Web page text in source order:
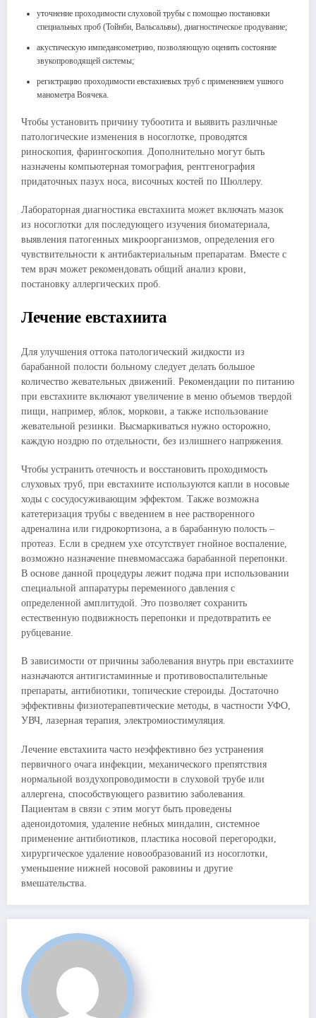
уточнение проходимости слуховой трубы с помощью постановки
специальных проб (Тойнби, Вальсальвы), диагностическое продувание;
акустическую импедансометрию, позволяющую оценить состояние
звукопроводящей системы;
регистрацию проходимости евстахиевых труб с применением ушного
манометра Воячека.
Чтобы установить причину тубоотита и выявить различные
патологические изменения в носоглотке, проводятся
риноскопия, фарингоскопия. Дополнительно могут быть
назначены компьютерная томография, рентгенография
придаточных пазух носа, височных костей по Шюллеру.
Лабораторная диагностика евстахиита может включать мазок
из носоглотки для последующего изучения биоматериала,
выявления патогенных микроорганизмов, определения его
чувствительности к антибактериальным препаратам. Вместе с
тем врач может рекомендовать общий анализ крови,
постановку аллергических проб.
Лечение евстахиита
Для улучшения оттока патологический жидкости из
барабанной полости больному следует делать большое
количество жевательных движений. Рекомендации по питанию
при евстахиите включают увеличение в меню объемов твердой
пищи, например, яблок, моркови, а также использование
жевательной резинки. Высмаркиваться нужно осторожно,
каждую ноздрю по отдельности, без излишнего напряжения.
Чтобы устранить отечность и восстановить проходимость
слуховых труб, при евстахиите используются капли в носовые
ходы с сосудосуживающим эффектом. Также возможна
катетеризация трубы с введением в нее растворенного
адреналина или гидрокортизона, а в барабанную полость –
протеаз. Если в среднем ухе отсутствует гнойное воспаление,
возможно назначение пневмомассажа барабанной перепонки.
В основе данной процедуры лежит подача при использовании
специальной аппаратуры переменного давления с
определенной амплитудой. Это позволяет сохранить
естественную подвижность перепонки и предотвратить ее
рубцевание.
В зависимости от причины заболевания внутрь при евстахиите
назначаются антигистаминные и противовоспалительные
препараты, антибиотики, топические стероиды. Достаточно
эффективны физиотерапевтические методы, в частности УФО,
УВЧ, лазерная терапия, электромиостимуляция.
Лечение евстахиита часто неэффективно без устранения
первичного очага инфекции, механического препятствия
нормальной воздухопроводимости в слуховой трубе или
аллергена, способствующего развитию заболевания.
Пациентам в связи с этим могут быть проведены
аденоидотомия, удаление небных миндалин, системное
применение антибиотиков, пластика носовой перегородки,
хирургическое удаление новообразований из носоглотки,
уменьшение нижней носовой раковины и другие
вмешательства.